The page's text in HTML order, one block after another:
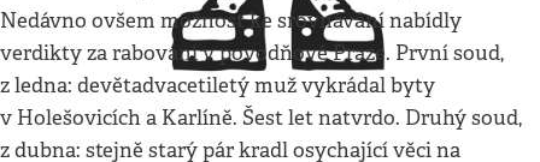
Nedávno ovšem možnost ke srovnávání nabídly
verdikty za rabování v povodňové Praze. První soud,
z ledna: devětadvacetiletý muž vykrádal byty
v Holešovicích a Karlíně. Šest let natvrdo. Druhý soud,
z dubna: stejně starý pár kradl osychající věci na